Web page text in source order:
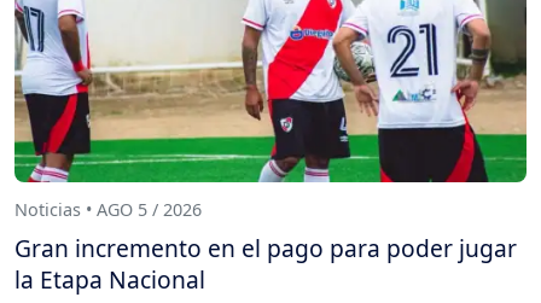
Noticias • AGO 5 / 2026
Gran incremento en el pago para poder jugar
la Etapa Nacional